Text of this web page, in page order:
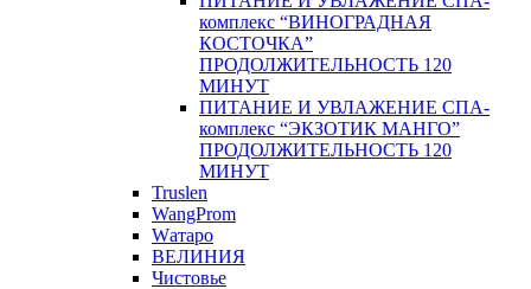
комплекс “ВИНОГРАДНАЯ
КОСТОЧКА”
ПРОДОЛЖИТЕЛЬНОСТЬ 120
МИНУТ
ПИТАНИЕ И УВЛАЖЕНИЕ СПА-
комплекс “ЭКЗОТИК МАНГО”
ПРОДОЛЖИТЕЛЬНОСТЬ 120
МИНУТ
Truslen
WangProm
Wатаро
ВЕЛИНИЯ
Чистовье